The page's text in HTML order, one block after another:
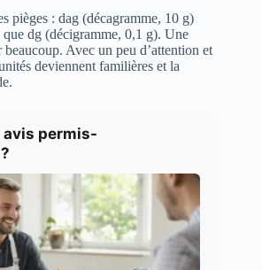
pièges : dag (décagramme, 10 g)
que dg (décigramme, 0,1 g). Une
Avec un peu d’attention et
deviennent familières et la
avis permis-